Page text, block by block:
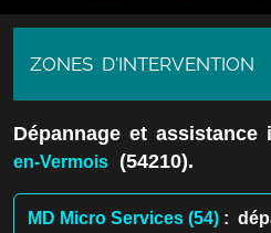
ZONES D'INTERVENTION
Dépannage et assistance
en-Vermois (54210).
MD Micro Services (54) :